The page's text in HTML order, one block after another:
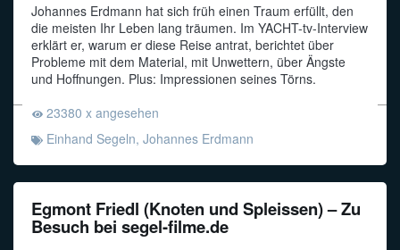
Johannes Erdmann hat sich früh einen Traum erfüllt, den
die meisten Ihr Leben lang träumen. Im YACHT-tv-Interview
erklärt er, warum er diese Reise antrat, berichtet über
Probleme mit dem Material, mit Unwettern, über Ängste
und Hoffnungen. Plus: Impressionen seines Törns.
23380 x angesehen
Einhand Segeln, Johannes Erdmann
Egmont Friedl (Knoten und Spleissen) – Zu
Besuch bei segel-filme.de